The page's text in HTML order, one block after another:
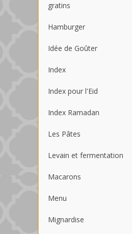
gratins
Hamburger
Idée de Goûter
Index
Index pour l'Eid
Index Ramadan
Les Pâtes
Levain et fermentation
Macarons
Menu
Mignardise